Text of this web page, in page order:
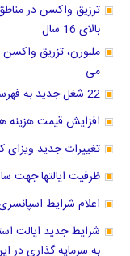
ترزیق واکسن در
بالای 16 سال
می
22 شغل جدید به فهرست PMSOL اضافه شد
افزایش قیمت هزینه
تغییرات جدید ویزای
ظرفیت ایالتها جهت
اعلام شرایط
به سرمایه گذاری در